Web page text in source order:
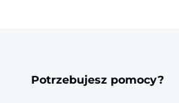
Potrzebujesz pomocy?